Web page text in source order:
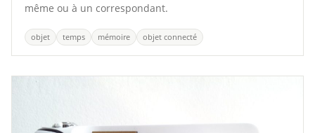
même ou à un correspondant.
objet temps mémoire objet connecté